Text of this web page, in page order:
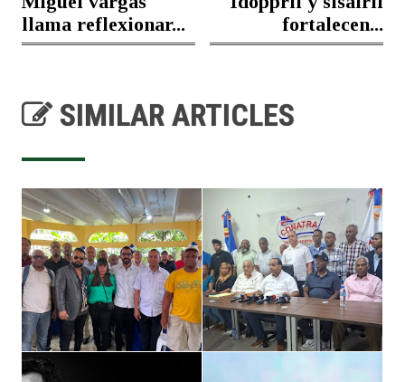
llama reflexionar...
fortalecen...
SIMILAR ARTICLES